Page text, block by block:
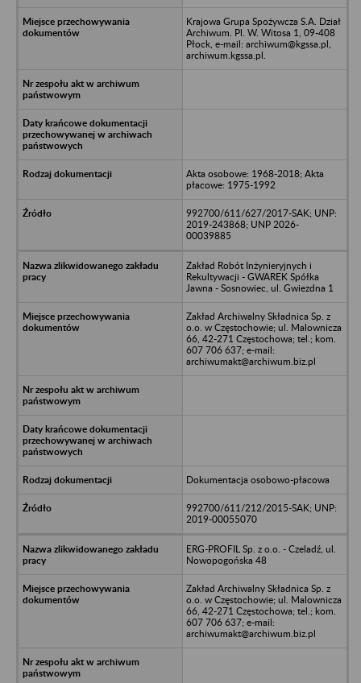
Krajowa Grupa Spożywcza S.A. Dział
Archiwum. Pl. W. Witosa 1, 09-408
Płock, e-mail: archiwum@kgssa.pl,
archiwum.kgssa.pl.
Akta osobowe: 1968-2018; Akta
płacowe: 1975-1992
992700/611/627/2017-SAK; UNP:
2019-243868; UNP 2026-
00039885
Zakład Robót Inżynieryjnych i
Rekultywacji - GWAREK Spółka
Jawna - Sosnowiec, ul. Gwiezdna 1
Zakład Archiwalny Składnica Sp. z
o.o. w Częstochowie; ul. Malownicza
66, 42-271 Częstochowa; tel.; kom.
607 706 637; e-mail:
archiwumakt@archiwum.biz.pl
Dokumentacja osobowo-płacowa
992700/611/212/2015-SAK; UNP:
2019-00055070
ERG-PROFIL Sp. z o.o. - Czeladź, ul.
Nowopogońska 48
Zakład Archiwalny Składnica Sp. z
o.o. w Częstochowie; ul. Malownicza
66, 42-271 Częstochowa; tel.; kom.
607 706 637; e-mail:
archiwumakt@archiwum.biz.pl